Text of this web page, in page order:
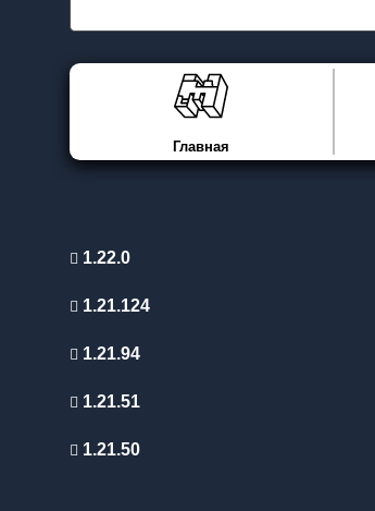
Главная
1.22.0
1.21.124
1.21.94
1.21.51
1.21.50